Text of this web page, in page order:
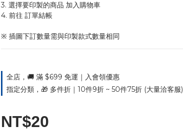
3. 選擇要印製的商品 加入購物車
4. 前往 訂單結帳
※ 插圖下訂數量需與印製款式數量相同
全店，🚚 滿 $699 免運｜入會領優惠
指定分類，🎁 多件折｜10件9折 ~ 50件75折 (大量洽客服)
NT$20